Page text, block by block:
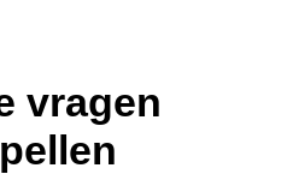
vragen